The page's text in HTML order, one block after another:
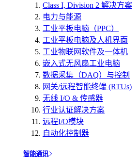
Class I, Division 2 解决方案
电力与能源
工业平板电脑（PPC）
工业平板电脑及人机界面
工业物联网软件及一体机
嵌入式无风扇工业电脑
数据采集（DAQ）与控制
网关/远程智能终端 (RTUs)
无线 I/O & 传感器
行业认证解决方案
远程I/O模块
自动化控制器
智能通讯